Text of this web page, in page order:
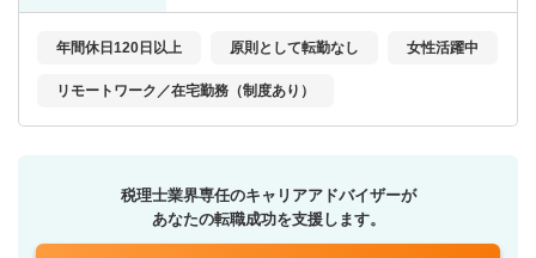
年間休日120日以上 原則として転勤なし 女性活躍中
リモートワーク／在宅勤務（制度あり）
税理士業界専任のキャリアアドバイザーが
あなたの転職成功を支援します。